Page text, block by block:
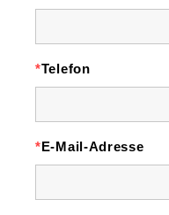
*Telefon
*E-Mail-Adresse